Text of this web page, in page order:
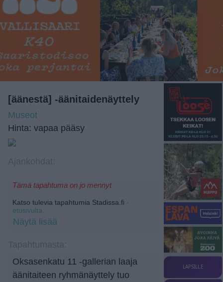
[äänestä] -äänitaidenäyttely
Museot
Hinta: vapaa pääsy
Tämä tapahtuma on jo mennyt
Katso tulevia tapahtumia Stadissa.fi -
etusivulta.
Näytä lisää
Oksasenkatu 11 -gallerian laaja
äänitaiteen ryhmänäyttely tuo
LAPSILLE